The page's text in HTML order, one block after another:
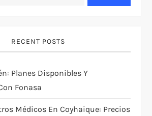
RECENT POSTS
Planes Disponibles Y
Fonasa
Médicos En Coyhaique: Precios